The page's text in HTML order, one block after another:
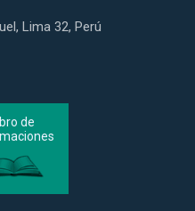
Lima 32, Perú
de